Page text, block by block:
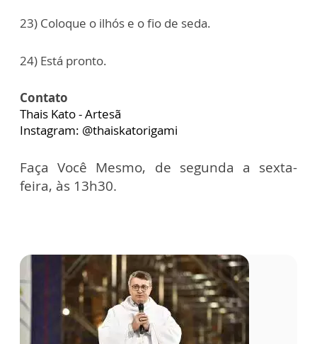
23) Coloque o ilhós e o fio de seda.
24) Está pronto.
Contato
Thais Kato - Artesã
Instagram: @thaiskatorigami
Faça Você Mesmo, de segunda a sexta-
feira, às 13h30.